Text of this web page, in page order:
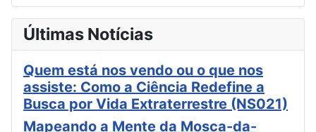
Últimas Notícias
Quem está nos vendo ou o que nos
assiste: Como a Ciência Redefine a
Busca por Vida Extraterrestre (NS021)
Mapeando a Mente da Mosca-da-